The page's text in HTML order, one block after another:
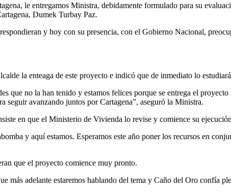
le entregamos Ministra, debidamente formulado para su
Dumek Turbay Paz.
y hoy con su presencia, con el Gobierno Nacional,
la enteaga de este proyecto e indicó que de inmediato lo
que no la han tenido y estamos felices porque se entrega el
seguir avanzando juntos por Cartagena”, aseguró la Ministra.
en que el Ministerio de Vivienda lo revise y comience su
y aquí estamos. Esperamos este año poner los recursos en
que el proyecto comience muy pronto.
más adelante estaremos hablando del tema y Caño del Oro confía